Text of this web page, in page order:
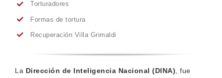
Torturadores
Formas de tortura
Recuperación Villa Grimaldi
La Dirección de Inteligencia Nacional (DINA), fue